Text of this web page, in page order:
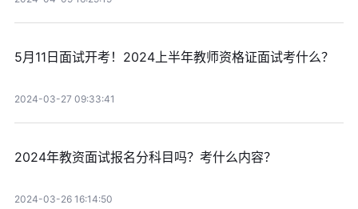
5月11日面试开考！2024上半年教师资格证面试考什么？
2024-03-27 09:33:41
2024年教资面试报名分科目吗？考什么内容？
2024-03-26 16:14:50